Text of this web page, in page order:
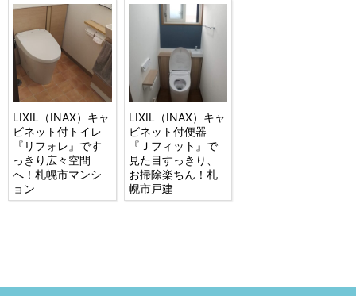
LIXIL（INAX）キャ
ビネット付トイレ
『リフォレ』です
っきり広々空間
へ！札幌市マンシ
ョン
LIXIL（INAX）キャ
ビネット付便器
『Ｊフィット』で
見た目すっきり、
お掃除楽ちん！札
幌市戸建